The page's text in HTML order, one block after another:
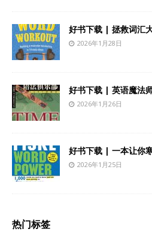
好书下载 | 拯救词汇
2026年1月28日
好书下载 | 英语魔法
2026年1月26日
好书下载 | 一本让你
2026年1月25日
热门标签